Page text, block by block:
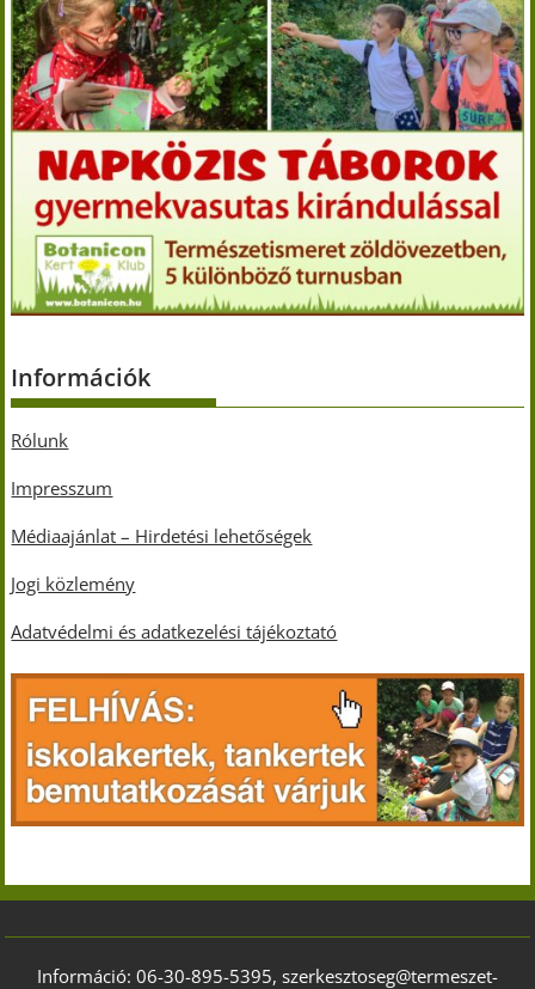
Információk
Rólunk
Impresszum
Médiaajánlat – Hirdetési lehetőségek
Jogi közlemény
Adatvédelmi és adatkezelési tájékoztató
Információ: 06-30-895-5395, szerkesztoseg@termeszet-